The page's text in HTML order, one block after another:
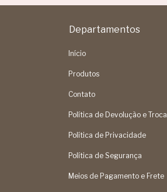
Departamentos
Início
Produtos
Contato
Política de Devolução e Troca
Política de Privacidade
Política de Segurança
Meios de Pagamento e Frete